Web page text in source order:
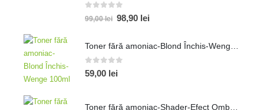
out of 5
99,00lei 98,90 lei
0out of 5
59,00 lei